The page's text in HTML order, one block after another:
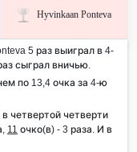
Hyvinkaan Ponteva
5 раз выиграл в 4-
сыграл вничью.
по 13,4 очка за 4-ю
четвертой четверти
11 очко(в) - 3 раза. И в